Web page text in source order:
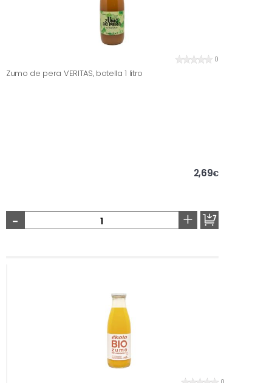
0
Zumo de pera VERITAS, botella 1 litro
2,69€
- +